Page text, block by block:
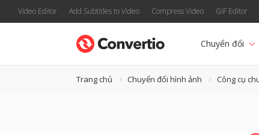
Video Editor Add Subtitles to Video Compress Video GIF Editor
Chuyển đổi
Trang chủ Chuyển đổi hình ảnh Công cụ